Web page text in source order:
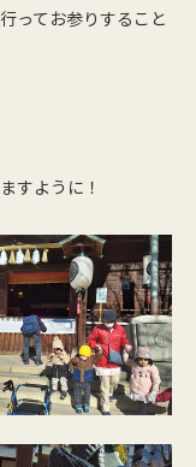
ってお参りすること
すように！